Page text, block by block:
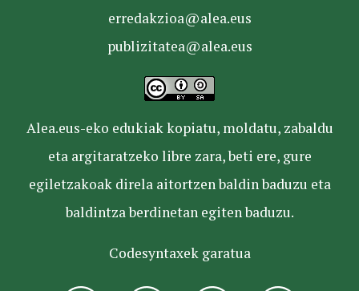
erredakzioa@alea.eus
publizitatea@alea.eus
Alea.eus-eko edukiak kopiatu, moldatu, zabaldu
eta argitaratzeko libre zara, beti ere, gure
egiletzakoak direla aitortzen baldin baduzu eta
baldintza berdinetan egiten baduzu.
Codesyntaxek garatua